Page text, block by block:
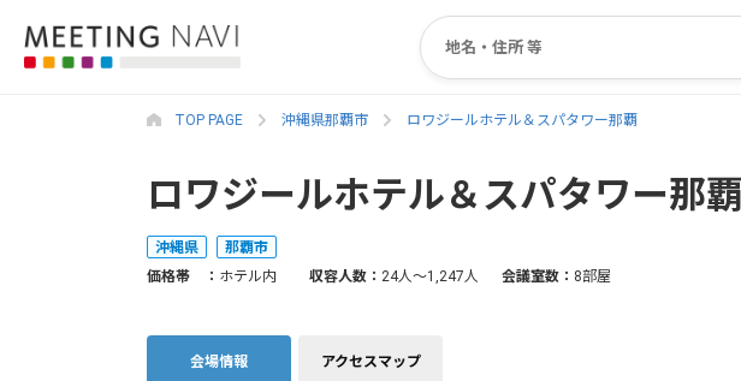
TOP PAGE 沖縄県那覇市 ロワジールホテル＆スパタワー那覇
ロワジールホテル＆スパタワー那覇
沖縄県
那覇市
価格帯 ： ホテル内 収容人数： 24人〜1,247人 会議室数： 8部屋
会場情報 アクセスマップ